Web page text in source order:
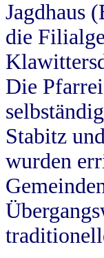
Jagdhaus
die
Die
Stabitz
wurden